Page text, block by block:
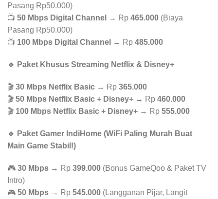
Pasang Rp50.000)
📺 50 Mbps Digital Channel → Rp 465.000 (Biaya
Pasang Rp50.000)
📺 100 Mbps Digital Channel → Rp 485.000
🔹 Paket Khusus Streaming Netflix & Disney+
🎬 30 Mbps Netflix Basic → Rp 365.000
🎬 50 Mbps Netflix Basic + Disney+ → Rp 460.000
🎬 100 Mbps Netflix Basic + Disney+ → Rp 555.000
🔹 Paket Gamer IndiHome (WiFi Paling Murah Buat
Main Game Stabil!)
🎮 30 Mbps → Rp 399.000 (Bonus GameQoo & Paket TV
Intro)
🎮 50 Mbps → Rp 545.000 (Langganan Pijar, Langit